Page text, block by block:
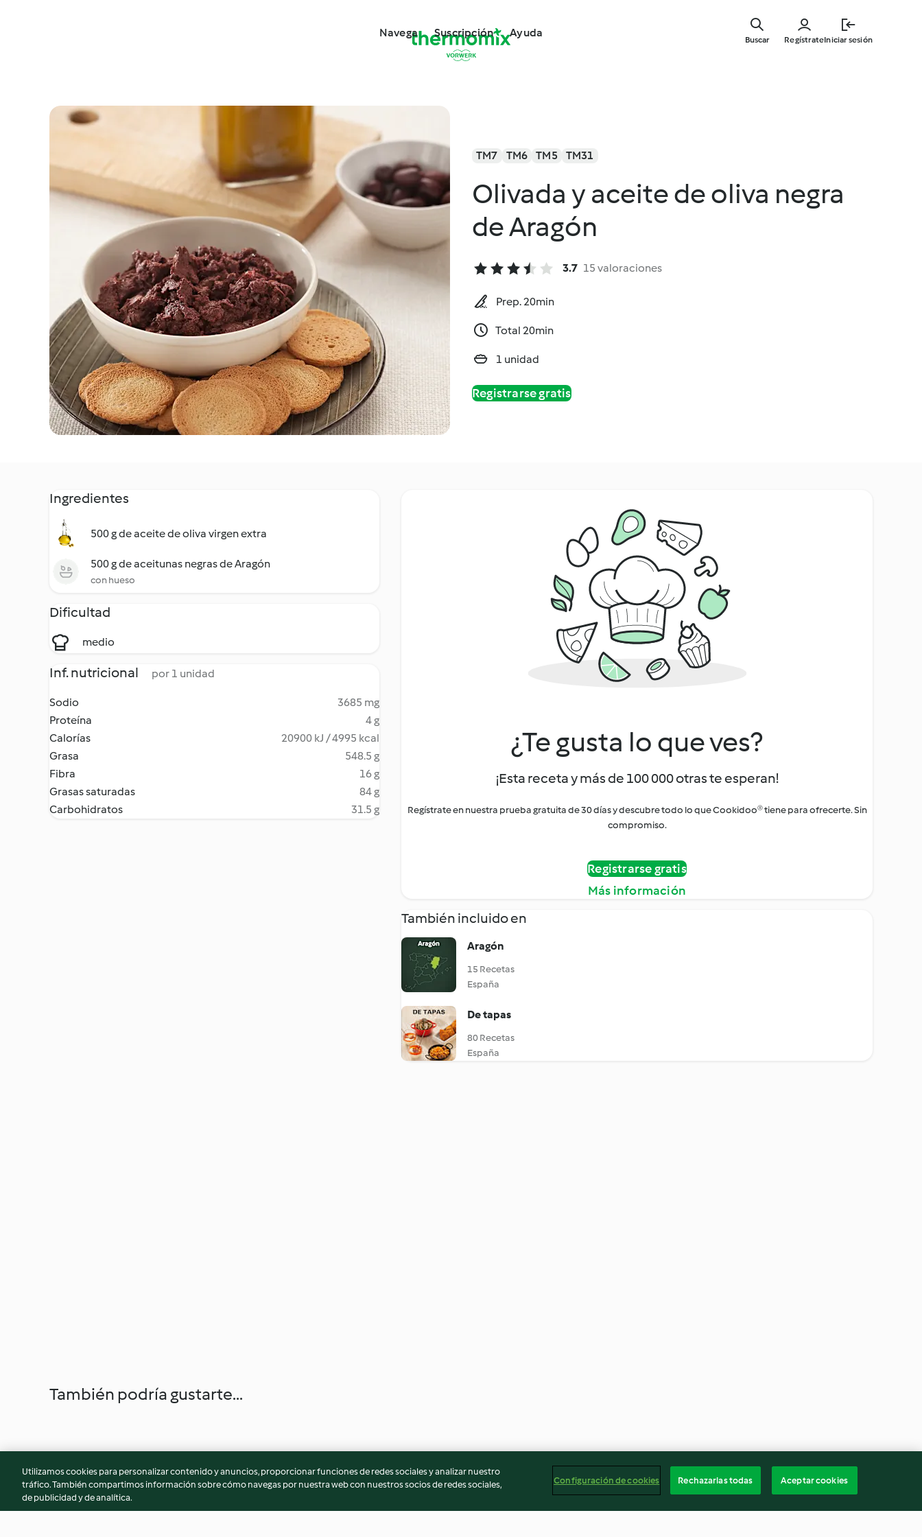
Navega Suscripción Ayuda
RegístrateIniciar sesión
Buscar
TM7 TM6 TM5 TM31
Olivada y aceite de oliva negra
de Aragón
3.7 15 valoraciones
Prep. 20min
Total 20min
1 unidad
Registrarse gratis
Ingredientes
500 g de aceite de oliva virgen extra
500 g de aceitunas negras de Aragón
con hueso
Dificultad
medio
Inf. nutricional por 1 unidad
Sodio
3685 mg
Proteína
4 g
Calorías
20900 kJ / 4995 kcal
Grasa
548.5 g
Fibra
16 g
Grasas saturadas
84 g
Carbohidratos
31.5 g
¿Te gusta lo que ves?
¡Esta receta y más de 100 000 otras te esperan!
Regístrate en nuestra prueba gratuita de 30 días y descubre todo lo que Cookidoo® tiene para ofrecerte. Sin
compromiso.
Registrarse gratis
Más información
También incluido en
Aragón
15 Recetas
España
De tapas
80 Recetas
España
También podría gustarte...
Utilizamos cookies para personalizar contenido y anuncios, proporcionar funciones de redes sociales y analizar nuestro
tráfico. También compartimos información sobre cómo navegas por nuestra web con nuestros socios de redes sociales,
de publicidad y de analítica.
Configuración de cookies Rechazarlas todas Aceptar cookies